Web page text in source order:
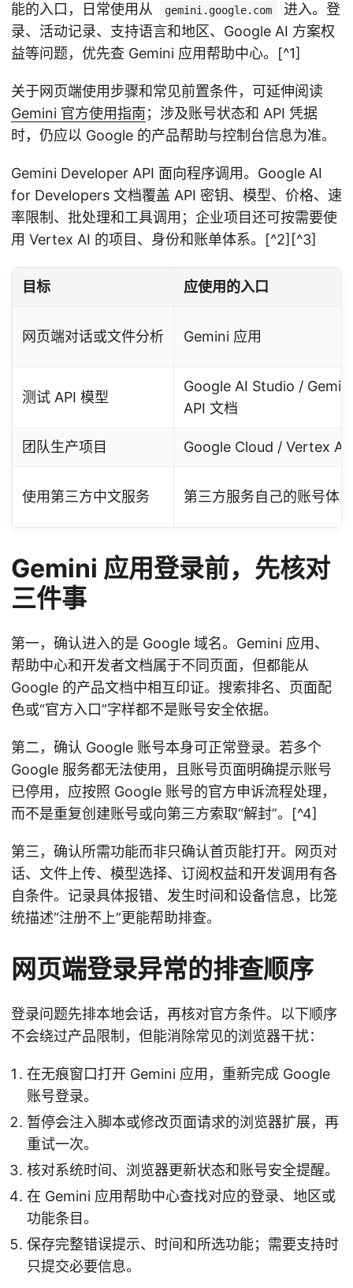
能的入口，日常使用从
gemini.google.com
进入。登
录、活动记录、支持语言和地区、Google AI 方案权
益等问题，优先查 Gemini 应用帮助中心。[^1]
关于网页端使用步骤和常见前置条件，可延伸阅读
Gemini 官方使用指南；涉及账号状态和 API 凭据
时，仍应以 Google 的产品帮助与控制台信息为准。
Gemini Developer API 面向程序调用。Google AI
for Developers 文档覆盖 API 密钥、模型、价格、速
率限制、批处理和工具调用；企业项目还可按需要使
用 Vertex AI 的项目、身份和账单体系。[^2][^3]
目标 应使用的入口
网页端对话或文件分析 Gemini 应用
测试 API 模型
Google AI Studio / Gemini
API 文档
团队生产项目 Google Cloud / Vertex AI
使用第三方中文服务 第三方服务自己的账号体系
Gemini 应用登录前，先核对
三件事
第一，确认进入的是 Google 域名。Gemini 应用、
帮助中心和开发者文档属于不同页面，但都能从
Google 的产品文档中相互印证。搜索排名、页面配
色或“官方入口”字样都不是账号安全依据。
第二，确认 Google 账号本身可正常登录。若多个
Google 服务都无法使用，且账号页面明确提示账号
已停用，应按照 Google 账号的官方申诉流程处理，
而不是重复创建账号或向第三方索取“解封”。[^4]
第三，确认所需功能而非只确认首页能打开。网页对
话、文件上传、模型选择、订阅权益和开发调用有各
自条件。记录具体报错、发生时间和设备信息，比笼
统描述“注册不上”更能帮助排查。
网页端登录异常的排查顺序
登录问题先排本地会话，再核对官方条件。以下顺序
不会绕过产品限制，但能消除常见的浏览器干扰：
在无痕窗口打开 Gemini 应用，重新完成 Google
账号登录。
暂停会注入脚本或修改页面请求的浏览器扩展，再
重试一次。
核对系统时间、浏览器更新状态和账号安全提醒。
在 Gemini 应用帮助中心查找对应的登录、地区或
功能条目。
保存完整错误提示、时间和所选功能；需要支持时
只提交必要信息。